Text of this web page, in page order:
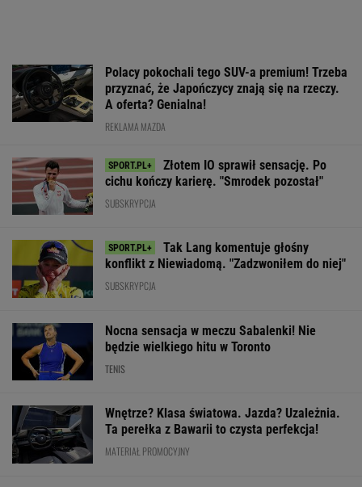
Polacy pokochali tego SUV-a premium! Trzeba
przyznać, że Japończycy znają się na rzeczy.
A oferta? Genialna!
REKLAMA MAZDA
Złotem IO sprawił sensację. Po
cichu kończy karierę. "Smrodek pozostał"
SUBSKRYPCJA
Tak Lang komentuje głośny
konflikt z Niewiadomą. "Zadzwoniłem do niej"
SUBSKRYPCJA
Nocna sensacja w meczu Sabalenki! Nie
będzie wielkiego hitu w Toronto
TENIS
Wnętrze? Klasa światowa. Jazda? Uzależnia.
Ta perełka z Bawarii to czysta perfekcja!
MATERIAŁ PROMOCYJNY